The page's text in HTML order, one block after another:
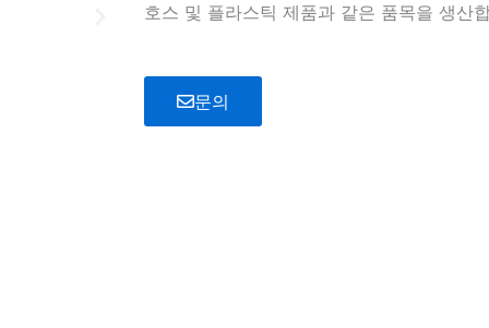
호스 및 플라스틱 제품과 같은 품목을 생산
문의